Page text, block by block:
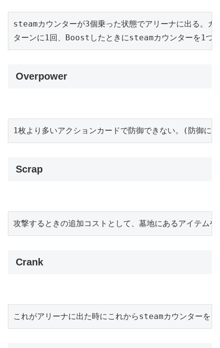
steamカウンターが3個乗った状態でアリーナに出る。カ
ターンに1回、Boostしたときにsteamカウンターを1つ
Overpower
1枚より多いアクションカードで防御できない。(防御に
Scrap
攻撃するときの追加コストとして、墓地にあるアイテム
Crank
これがアリーナに出た時にこれからsteamカウンターを